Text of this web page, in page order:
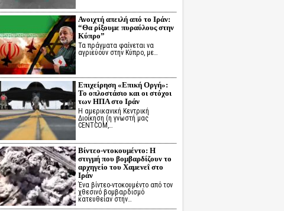
Ανοιχτή απειλή από το Ιράν:
“Θα ρίξουμε πυραύλους στην
Κύπρο”
Τα πράγματα φαίνεται να
αγριεύουν στην Κύπρο, με…
Επιχείρηση «Επική Οργή»:
Το οπλοστάσιο και οι στόχοι
των ΗΠΑ στο Ιράν
Η αμερικανική Κεντρική
Διοίκηση (η γνωστή μας
CENTCOM,…
Βίντεο-ντοκουμέντο: Η
στιγμή που βομβαρδίζουν το
αρχηγείο του Χαμενεΐ στο
Ιράν
Ένα βίντεο-ντοκουμέντο από τον
χθεσινό βομβαρδισμό
κατευθείαν στην…